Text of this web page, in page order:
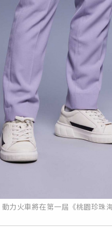
動力火車將在第一屆《桃園珍珠